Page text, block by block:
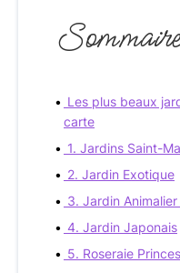
Sommaire
Les plus beaux
carte
1. Jardins Saint-
2. Jardin Exotique
3. Jardin Animalier
4. Jardin Japonais
5. Roseraie